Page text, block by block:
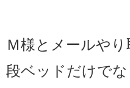
Ｍ様とメールや
段ベッドだけで